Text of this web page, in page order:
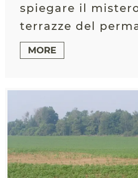
spiegare il
terrazze del
MORE